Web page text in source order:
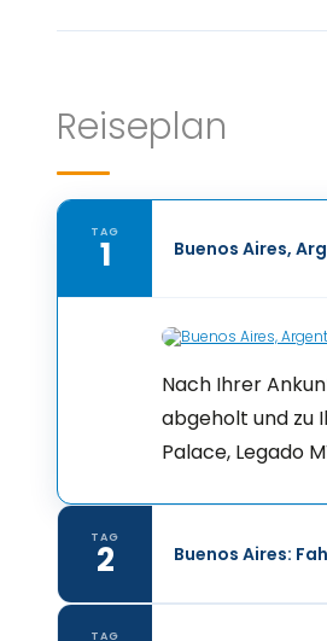
Reiseplan
TAG
1 Buenos Aires,
Nach Ihrer
abgeholt und zu
Palace, Legado
TAG
2 Buenos Aires:
TAG